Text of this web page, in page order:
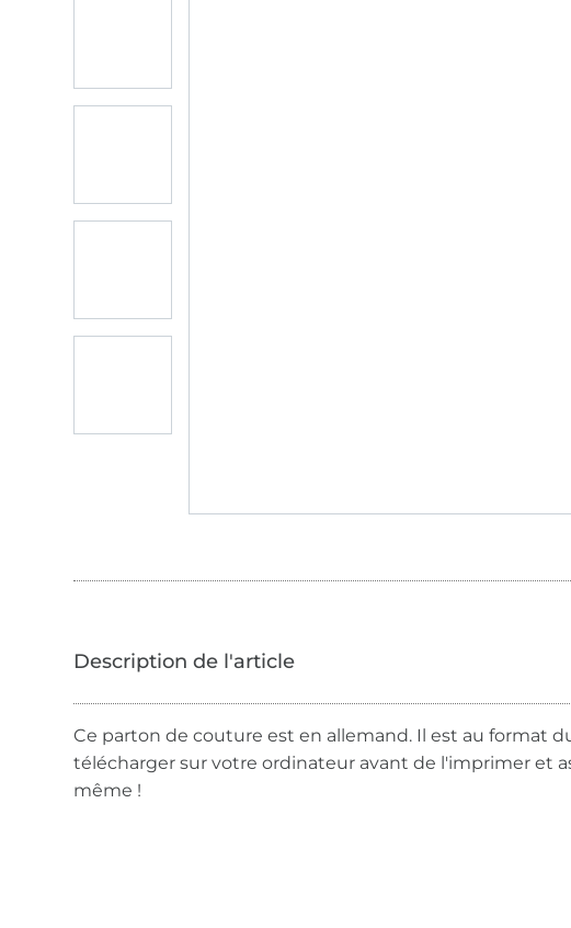
Ce parton de couture est en allemand. Il est au format
télécharger sur votre ordinateur avant de l'imprimer et
même !